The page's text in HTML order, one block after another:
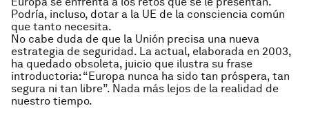
Podría, incluso, dotar a la UE de la consciencia común
que tanto necesita.
No cabe duda de que la Unión precisa una nueva
estrategia de seguridad. La actual, elaborada en 2003,
ha quedado obsoleta, juicio que ilustra su frase
introductoria: “Europa nunca ha sido tan próspera, tan
segura ni tan libre”. Nada más lejos de la realidad de
nuestro tiempo.